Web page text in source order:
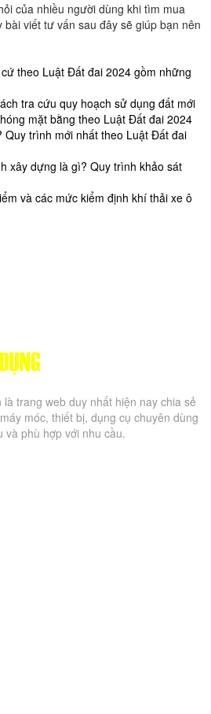
của nhiều người dùng khi tìm mua
viết tư vấn sau đây sẽ giúp bạn nên
theo Luật Đất đai 2024 gồm những
tra cứu quy hoạch sử dụng đất mới
mặt bằng theo Luật Đất đai 2024
Quy trình mới nhất theo Luật Đất đai
xây dựng là gì? Quy trình khảo sát
và các mức kiểm định khí thải xe ô
trang web duy nhất hiện nay chia sẻ
móc, thiết bị, dụng cụ chuyên dùng
phù hợp với nhu cầu.